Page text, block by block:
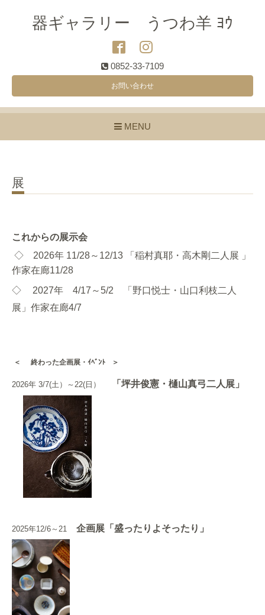
器ギャラリー うつわ羊 ﾖｳ
0852-33-7109
お問い合わせ
MENU
展
これからの展示会
◇ 2026年 11/28～12/13
「稲村真耶・高木剛二人展 」
作家在廊11/28
◇
2027年 4/17～5/2 「野口悦士・山口利枝二人
展」作家在廊4/7
＜ 終わった企画展・ｲﾍﾞﾝﾄ ＞
2026年 3/7(土）～22(日） 「坪井俊憲・樋山真弓二人展」
2025年12/6～21 企画展「盛ったりよそったり」